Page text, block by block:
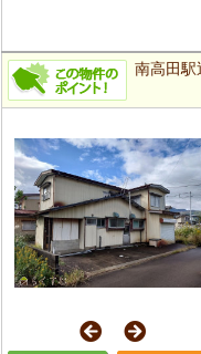
南高田駅